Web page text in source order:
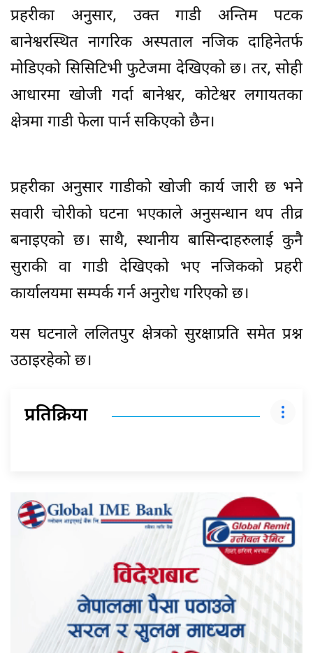
प्रहरीका अनुसार, उक्त गाडी अन्तिम पटक
बानेश्वरस्थित नागरिक अस्पताल नजिक दाहिनेतर्फ
मोडिएको सिसिटिभी फुटेजमा देखिएको छ। तर, सोही
आधारमा खोजी गर्दा बानेश्वर, कोटेश्वर लगायतका
क्षेत्रमा गाडी फेला पार्न सकिएको छैन।
प्रहरीका अनुसार गाडीको खोजी कार्य जारी छ भने
सवारी चोरीको घटना भएकाले अनुसन्धान थप तीव्र
बनाइएको छ। साथै, स्थानीय बासिन्दाहरुलाई कुनै
सुराकी वा गाडी देखिएको भए नजिकको प्रहरी
कार्यालयमा सम्पर्क गर्न अनुरोध गरिएको छ।
यस घटनाले ललितपुर क्षेत्रको सुरक्षाप्रति समेत प्रश्न
उठाइरहेको छ।
प्रतिक्रिया